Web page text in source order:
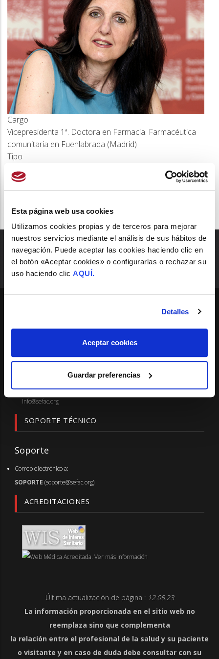
Esta página web usa cookies
Utilizamos cookies propias y de terceros para mejorar
nuestros servicios mediante el análisis de sus hábitos de
navegación. Puede aceptar las cookies haciendo clic en
el botón «Aceptar cookies» o configurarlas o rechazar su
uso haciendo clic AQUÍ.
Detalles
Aceptar cookies
Guardar preferencias
la
navegación
Cargo
Vicepresidenta 1ª. Doctora en Farmacia. Farmacéutica
comunitaria en Fuenlabrada (Madrid)
Tipo
Junta Directiva
Pº de las Delicias, 31, Esc. Izq. 4º Dcha.
Telf.: 91 522 13 13 - Fax: 91 435 48 88
info@sefac.org
SOPORTE TÉCNICO
Soporte
Correo electrónico a:
SOPORTE (soporte@sefac.org)
ACREDITACIONES
Última actualización de página : 12.05.23
La información proporcionada en el sitio web no
reemplaza sino que complementa
la relación entre el profesional de la salud y su paciente
o visitante y en caso de duda debe consultar con su